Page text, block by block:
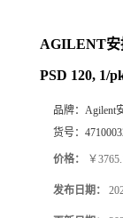
AGILENT安
PSD 120, 1/
品牌： Agilent
货号：
价格： ￥
发布日期：